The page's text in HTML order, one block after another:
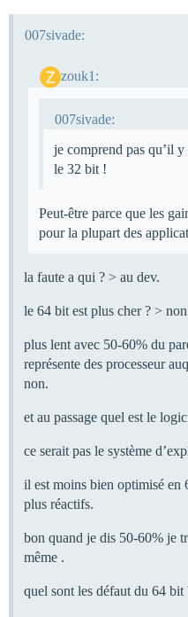
007sivade:
zouk1:
007sivade:
je comprend pas qu’il
le 32 bit !
Peut-être parce que les
pour la plupart des
la faute a qui ? > au dev.
le 64 bit est plus cher ? >
plus lent avec 50-60% du
représente des processeur
non.
et au passage quel est le
ce serait pas le système
il est moins bien optimisé en
plus réactifs.
bon quand je dis 50-60% je
même .
quel sont les défaut du 64 bit